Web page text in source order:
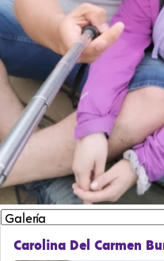
Carolina Del Carmen